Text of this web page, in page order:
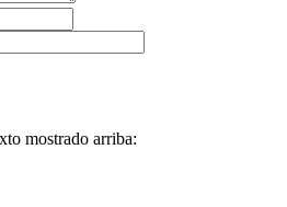
mostrado arriba: